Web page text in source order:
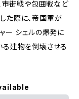
市街戦や包囲戦など
た際に、帝国軍が
ー シェルの爆発に
る建物を倒壊させる